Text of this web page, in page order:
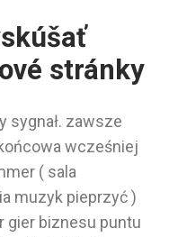
stránky
sygnał. zawsze
wcześniej
( sala
muzyk pieprzyć )
gier biznesu puntu